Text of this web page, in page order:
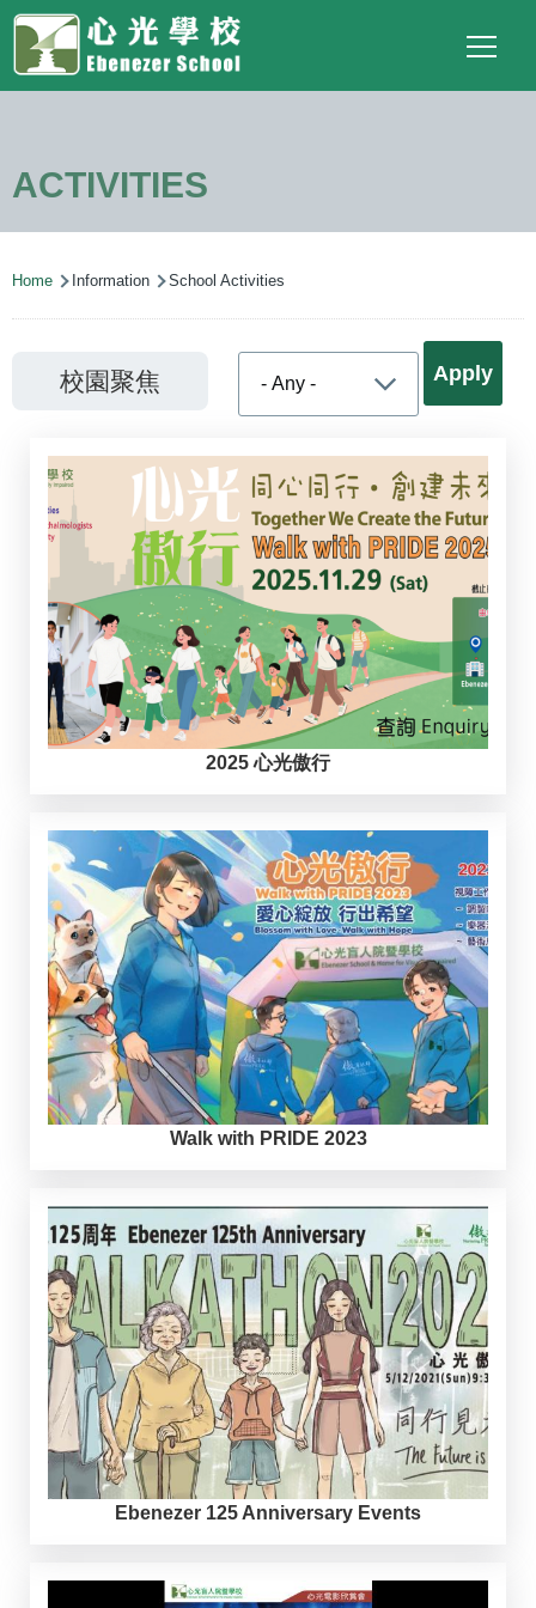
Skip to main content
Top
Social
Link
(ENG)
Language
switcher
Main
navigation
ACTIVITIES
Breadcrumb
Home Information School Activities
校園聚焦
2025 心光傲行
Walk with PRIDE 2023
Ebenezer 125 Anniversary Events